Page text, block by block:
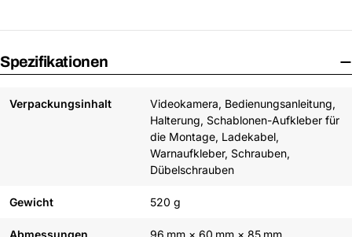
Spezifikationen
Verpackungsinhalt
Videokamera, Bedienungsanleitung,
Halterung, Schablonen-Aufkleber für
die Montage, Ladekabel,
Warnaufkleber, Schrauben,
Dübelschrauben
Gewicht 520 g
Abmessungen 96 mm × 60 mm × 85 mm